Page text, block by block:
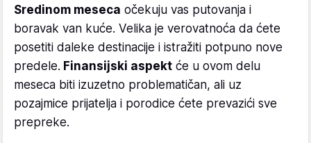
Sredinom meseca očekuju vas putovanja i
boravak van kuće. Velika je verovatnoća da ćete
posetiti daleke destinacije i istražiti potpuno nove
predele. Finansijski aspekt će u ovom delu
meseca biti izuzetno problematičan, ali uz
pozajmice prijatelja i porodice ćete prevazići sve
prepreke.